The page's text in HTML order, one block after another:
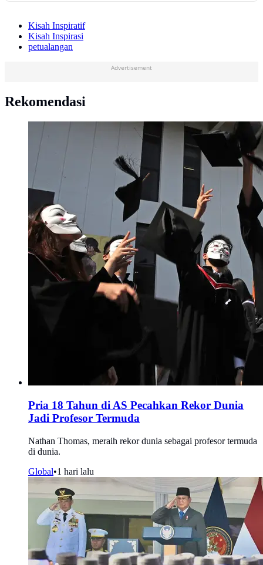
Kisah Inspiratif
Kisah Inspirasi
petualangan
Advertisement
Rekomendasi
Pria 18 Tahun di AS Pecahkan Rekor Dunia
Jadi Profesor Termuda
Nathan Thomas, meraih rekor dunia sebagai profesor termuda
di dunia.
Global•1 hari lalu